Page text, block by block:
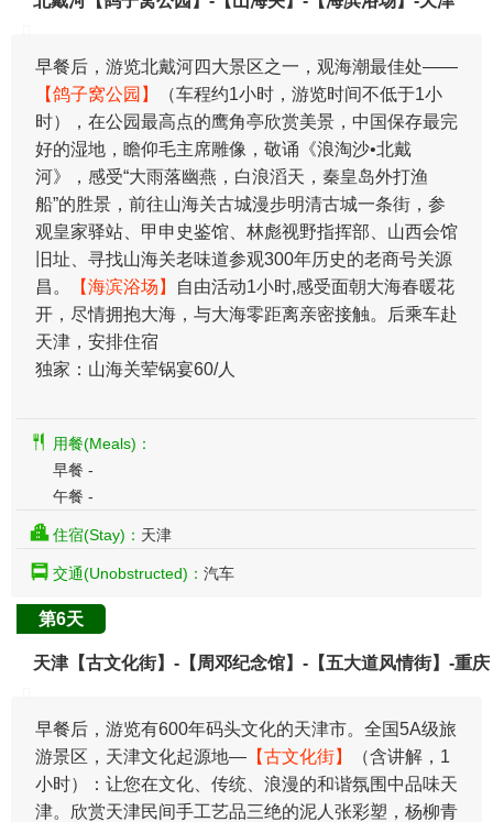
早餐后，游览北戴河四大景区之一，观海潮最佳处——
【鸽子窝公园】
（车程约1小时，游览时间不低于1小
时），在公园最高点的鹰角亭欣赏美景，中国保存最完
好的湿地，瞻仰毛主席雕像，敬诵《浪淘沙•北戴
河》，感受“大雨落幽燕，白浪滔天，秦皇岛外打渔
船”的胜景，前往山海关古城漫步明清古城一条街，参
观皇家驿站、甲申史鉴馆、林彪视野指挥部、山西会馆
旧址、寻找山海关老味道参观300年历史的老商号关源
昌。
【海滨浴场】
自由活动1小时,感受面朝大海春暖花
开，尽情拥抱大海，与大海零距离亲密接触。后乘车赴
天津，安排住宿
独家：山海关荤锅宴60/人
用餐(Meals)：
早餐 -
午餐 -
住宿(Stay)： 天津
交通(Unobstructed)： 汽车
第6天
天津【古文化街】-【周邓纪念馆】-【五大道风情街】-重庆
早餐后，游览有600年码头文化的天津市。全国5A级旅
游景区，天津文化起源地— 【古文化街】
（含讲解，1
小时）：让您在文化、传统、浪漫的和谐氛围中品味天
津。欣赏天津民间手工艺品三绝的泥人张彩塑，杨柳青